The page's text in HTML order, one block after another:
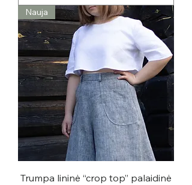
Nauja
Trumpa lininė “crop top” palaidinė